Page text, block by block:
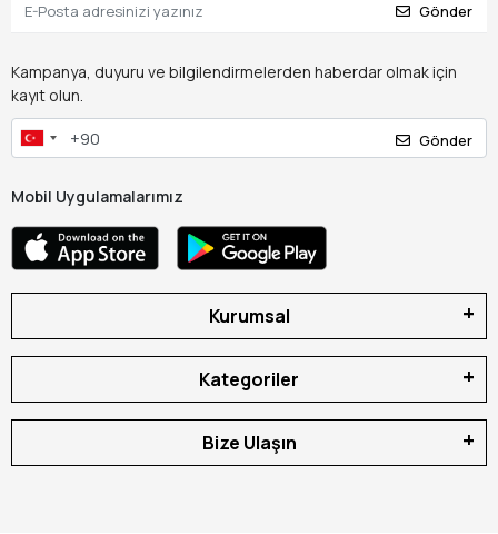
Gönder
Kampanya, duyuru ve bilgilendirmelerden haberdar olmak için
kayıt olun.
Gönder
Mobil Uygulamalarımız
Kurumsal
Kategoriler
Bize Ulaşın